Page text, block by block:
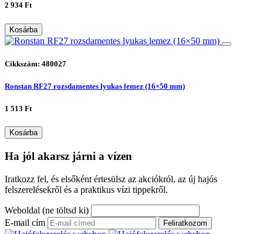
2 934 Ft
Kosárba
Cikkszám: 480027
Ronstan RF27 rozsdamentes lyukas lemez (16×50 mm)
1 513 Ft
Kosárba
Ha jól akarsz járni a vízen
Iratkozz fel, és elsőként értesülsz az akciókról, az új hajós
felszerelésekről és a praktikus vízi tippekről.
Weboldal (ne töltsd ki)
E-mail cím
Feliratkozom